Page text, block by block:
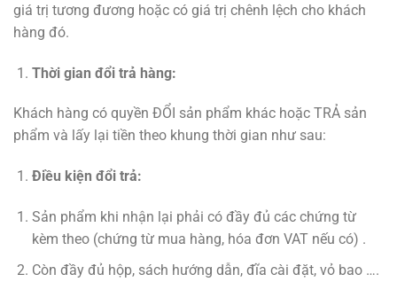
giá trị tương đương hoặc có giá trị chênh lệch cho khách
hàng đó.
Thời gian đổi trả hàng:
Khách hàng có quyền ĐỔI sản phẩm khác hoặc TRẢ sản
phẩm và lấy lại tiền theo khung thời gian như sau:
Điều kiện đổi trả:
Sản phẩm khi nhận lại phải có đầy đủ các chứng từ
kèm theo (chứng từ mua hàng, hóa đơn VAT nếu có) .
Còn đầy đủ hộp, sách hướng dẫn, đĩa cài đặt, vỏ bao ….